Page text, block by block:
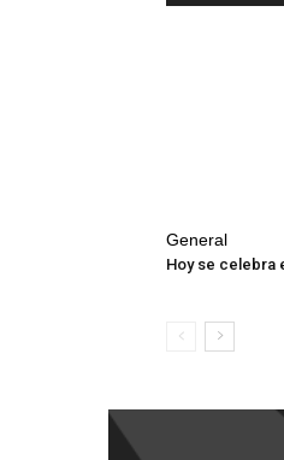
General
Hoy se celebra